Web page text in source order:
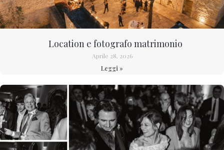
Location e fotografo matrimonio
Aprile 28, 2026
Leggi »